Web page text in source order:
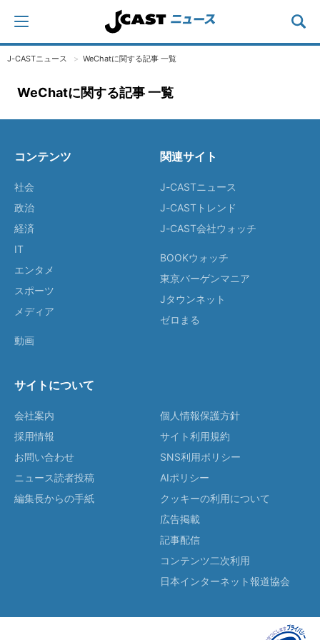
J-CASTニュース WeChatに関する記事 一覧
WeChatに関する記事 一覧
コンテンツ
社会
政治
経済
IT
エンタメ
スポーツ
メディア
動画
関連サイト
J-CASTニュース
J-CASTトレンド
J-CAST会社ウォッチ
BOOKウォッチ
東京バーゲンマニア
Jタウンネット
ゼロまる
サイトについて
会社案内
採用情報
お問い合わせ
ニュース読者投稿
編集長からの手紙
個人情報保護方針
サイト利用規約
SNS利用ポリシー
AIポリシー
クッキーの利用について
広告掲載
記事配信
コンテンツ二次利用
日本インターネット報道協会